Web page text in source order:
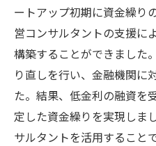
ートアップ初期に資金繰り
営コンサルタントの支援に
構築することができました
り直しを行い、金融機関に
た。結果、低金利の融資を
定した資金繰りを実現しま
サルタントを活用すること